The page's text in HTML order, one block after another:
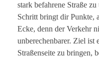
stark befahrene Straße
Schritt bringt dir Punkte,
Ecke, denn der Verkehr
unberechenbarer. Ziel ist
Straßenseite zu bringen,